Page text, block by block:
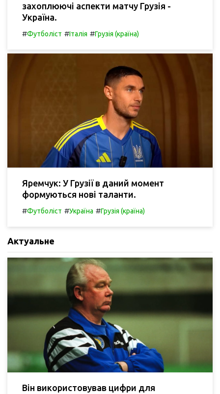
захоплюючі аспекти матчу Грузія -
Україна.
#Футболіст #Італія #Грузія (країна)
Яремчук: У Грузії в даний момент
формуються нові таланти.
#Футболіст #Україна #Грузія (країна)
Актуальне
Він використовував цифри для